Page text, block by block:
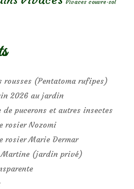
Vivaces couvre-sol
rousses (Pentatoma rufipes)
2026 au jardin
pucerons et autres insectes
rosier Nozomi
rosier Marie Dermar
(jardin privé)